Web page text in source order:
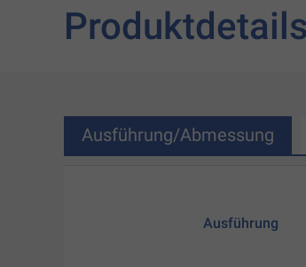
Produktdetails
Ausführung/Abmessung
Ausführung